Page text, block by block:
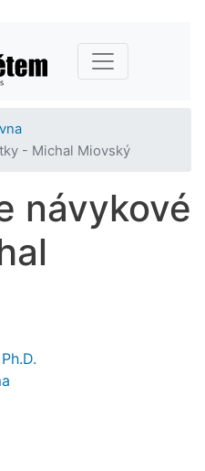
hlavnímu
obsahu
- Michal Miovský
návykové